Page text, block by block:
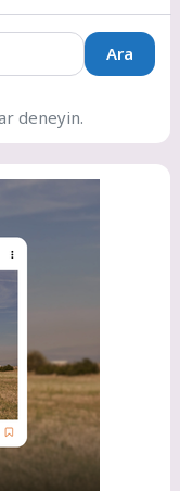
Ara
deneyin.